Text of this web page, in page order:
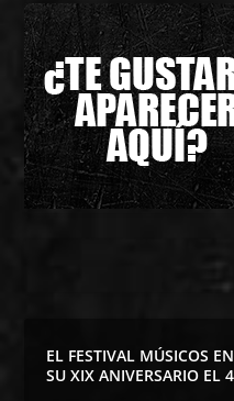
EL FESTIVAL MÚSICOS
SU XIX ANIVERSARIO EL